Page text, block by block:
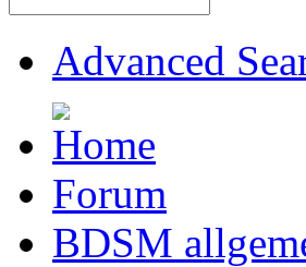
Advanced
Forum
BDSM